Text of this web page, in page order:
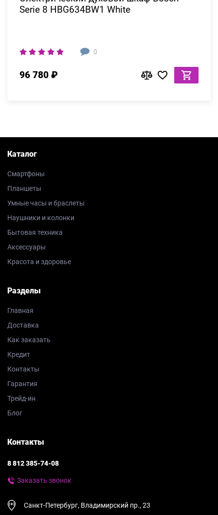
Serie 8 HBG634BW1 White
0
96 780 ₽
Каталог
Смартфоны
Планшеты
Умные часы и браслеты
Наушники и колонки
Бытовая техника
Аксессуары
Красота и здоровье
Разделы
Главная
Доставка
Как заказать
Кредит
Контакты
Гарантия
Трейд-ин
Блог
Контакты
8 812 385-74-08
Заказать звонок
Санкт-Петербург, Владимирский пр., 23